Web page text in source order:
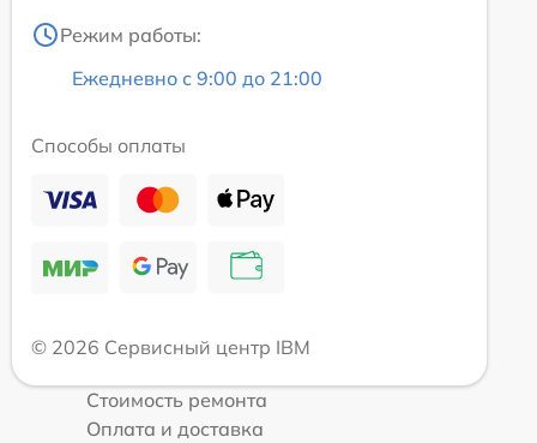
Режим работы:
Ежедневно с 9:00 до 21:00
Способы оплаты
© 2026 Сервисный центр IBM
Стоимость ремонта
Оплата и доставка